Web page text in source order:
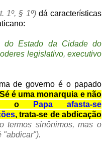
1º, § 1º)dá características
do Estado da Cidade do
legislativo, executivo
de governo é o papado
é uma monarquia e não
o
Papa afasta-se
, trata-se de abdicação
termos sinônimos, mas o
"abdicar").